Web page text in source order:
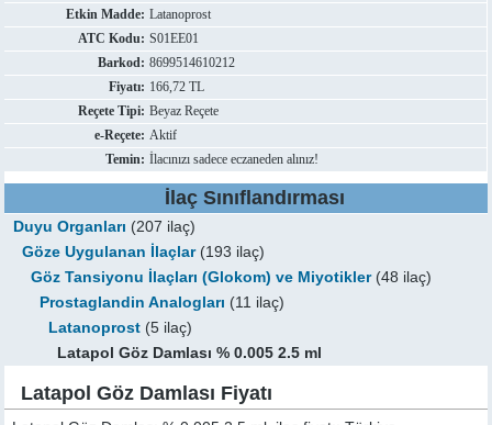
Etkin Madde: Latanoprost
ATC Kodu: S01EE01
Barkod: 8699514610212
Fiyatı: 166,72 TL
Reçete Tipi: Beyaz Reçete
e-Reçete: Aktif
Temin: İlacınızı sadece eczaneden alınız!
İlaç Sınıflandırması
Duyu Organları (207 ilaç)
Göze Uygulanan İlaçlar(193 ilaç)
Göz Tansiyonu İlaçları (Glokom) ve Miyotikler(48 ilaç)
Prostaglandin Analogları (11 ilaç)
Latanoprost (5 ilaç)
Latapol Göz Damlası % 0.005 2.5 ml
Latapol Göz Damlası Fiyatı